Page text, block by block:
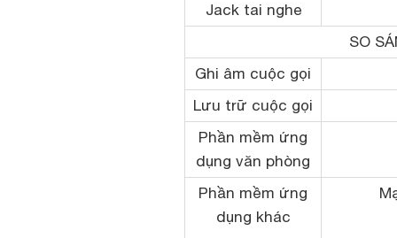
Jack tai nghe
SO
Ghi âm cuộc gọi
Lưu trữ cuộc gọi
Phần mềm ứng
dụng văn phòng
Phần mềm ứng
dụng khác